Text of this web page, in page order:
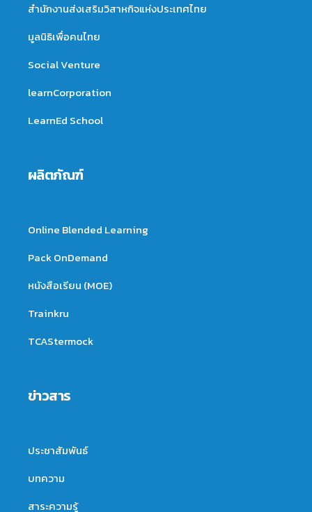
สำนักงานส่งเสริมวิสาหกิจแห่งประเทศไทย
มูลนิธิเพื่อคนไทย
Social Venture
learnCorporation
LearnEd School
ผลิตภัณฑ์
Online Blended Learning
Pack OnDemand
หนังสือเรียน (MOE)
Trainkru
TCAStermock
ข่าวสาร
ประชาสัมพันธ์
บทความ
สาระความรู้